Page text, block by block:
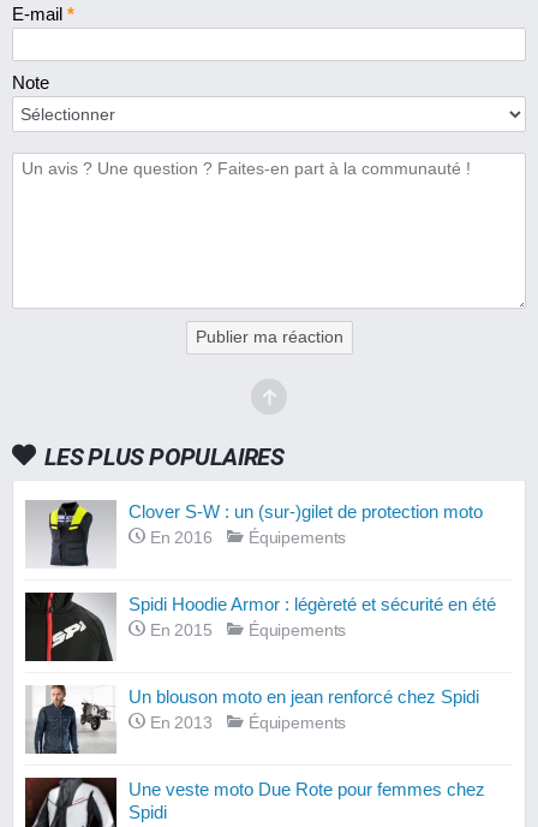
E-mail *
Note
Publier ma réaction
LES PLUS POPULAIRES
Clover S-W : un (sur-)gilet de protection moto
En 2016 Équipements
Spidi Hoodie Armor : légèreté et sécurité en été
En 2015 Équipements
Un blouson moto en jean renforcé chez Spidi
En 2013 Équipements
Une veste moto Due Rote pour femmes chez
Spidi